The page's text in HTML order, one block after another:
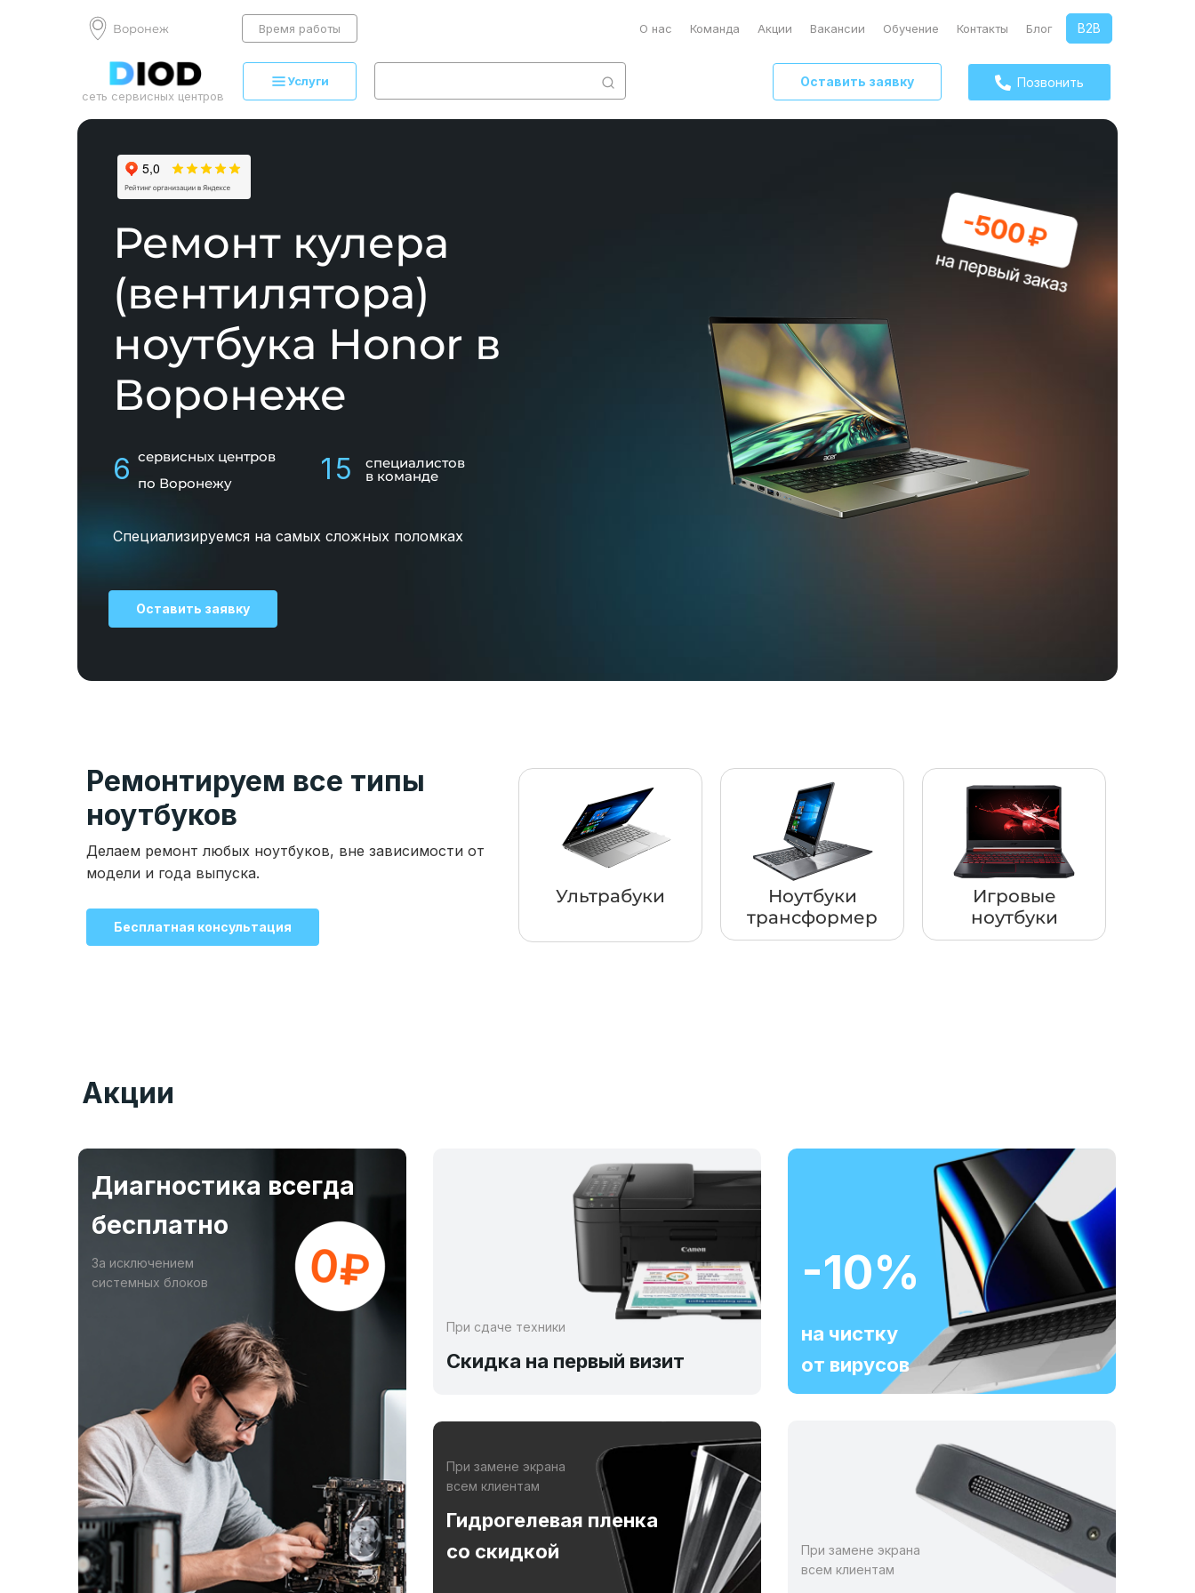
Воронеж Время работы О нас Команда Акции Вакансии Обучение Контакты Блог B2B
сеть сервисных центров
Услуги Оставить заявку Позвонить
Ремонт кулера
(вентилятора)
ноутбука Honor в
Воронеже
6 сервисных центров
по Воронежу
15 специалистов
в команде
Специализируемся на самых сложных поломках
Оставить заявку
Ремонтируем все типы
ноутбуков
Делаем ремонт любых ноутбуков, вне зависимости от
модели и года выпуска.
Бесплатная консультация
Ультрабуки
Ноутбуки
трансформер
Игровые
ноутбуки
Акции
Диагностика всегда
бесплатно
За исключением
системных блоков
При сдаче техники
Скидка на первый визит
При замене экрана
всем клиентам
Гидрогелевая пленка
со скидкой
-10%
на чистку
от вирусов
При замене экрана
всем клиентам